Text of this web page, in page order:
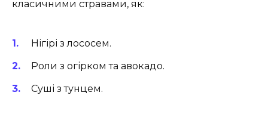
класичними стравами, як:
Нігірі з лососем.
Роли з огірком та авокадо.
Суші з тунцем.